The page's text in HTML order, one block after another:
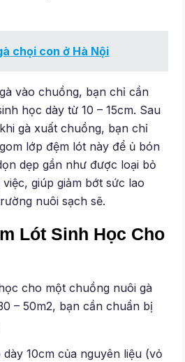
chọi con ở Hà Nội
vào chuồng, bạn chỉ cần
học dày từ 10 – 15cm. Sau
gà xuất chuồng, bạn chỉ
lớp đệm lót này để ủ bón
dẹp gần như được loại bỏ
giúp giảm bớt sức lao
nuôi sạch sẽ.
Lót Sinh Học Cho
cho một chuồng nuôi gà
– 50m2, bạn cần chuẩn bị
10cm của nguyên liệu (vỏ